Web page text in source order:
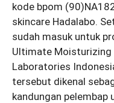
kode bpom
skincare Hadalabo.
sudah masuk untuk
Ultimate Moisturizing
Laboratories
tersebut dikenal
kandungan